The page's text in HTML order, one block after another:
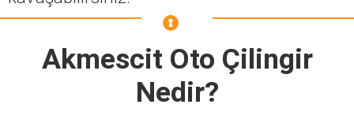
Akmescit Oto Çilingir
Nedir?